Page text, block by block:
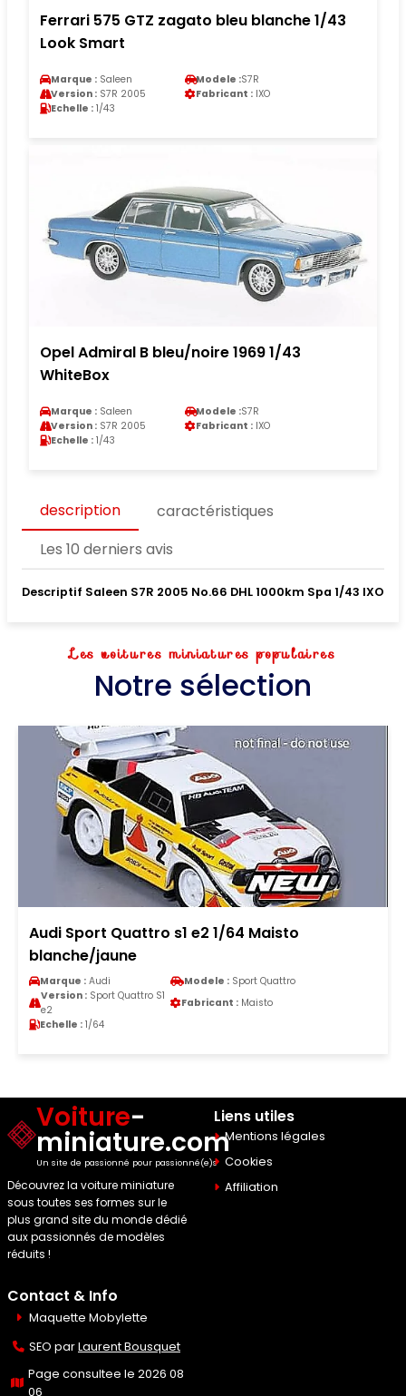
Ferrari 575 GTZ zagato bleu blanche 1/43
Look Smart
Marque : Saleen Modele :S7R
Version : S7R 2005 Fabricant : IXO
Echelle : 1/43
Opel Admiral B bleu/noire 1969 1/43
WhiteBox
Marque : Saleen Modele :S7R
Version : S7R 2005 Fabricant : IXO
Echelle : 1/43
description
caractéristiques
Les 10 derniers avis
Descriptif Saleen S7R 2005 No.66 DHL 1000km Spa 1/43 IXO
Les voitures miniatures populaires
Notre sélection
Audi Sport Quattro s1 e2 1/64 Maisto
blanche/jaune
Marque : Audi Modele : Sport Quattro
Version : Sport Quattro S1
e2
Fabricant : Maisto
Echelle : 1/64
Voiture-
miniature.com
Un site de passionné pour passionné(e)s
Découvrez la voiture miniature
sous toutes ses formes sur le
plus grand site du monde dédié
aux passionnés de modèles
réduits !
Liens utiles
Mentions légales
Cookies
Affiliation
Contact & Info
Maquette Mobylette
SEO parLaurent Bousquet
Page consultee le 2026 08
06